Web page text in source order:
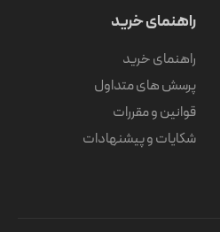
راهنمای خرید
راهنمای خرید
پرسش های متداول
قوانین و مقررات
شکایات و پیشنهادات